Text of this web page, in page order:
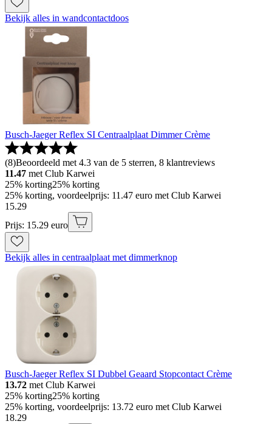
Bekijk alles in wandcontactdoos
Busch-Jaeger Reflex SI Centraalplaat Dimmer Crème
(8)Beoordeeld met 4.3 van de 5 sterren, 8 klantreviews
11.47 met Club Karwei
25% korting25% korting
25% korting, voordeelprijs: 11.47 euro met Club Karwei
15.29
Prijs: 15.29 euro
Bekijk alles in centraalplaat met dimmerknop
Busch-Jaeger Reflex SI Dubbel Geaard Stopcontact Crème
13.72 met Club Karwei
25% korting25% korting
25% korting, voordeelprijs: 13.72 euro met Club Karwei
18.29